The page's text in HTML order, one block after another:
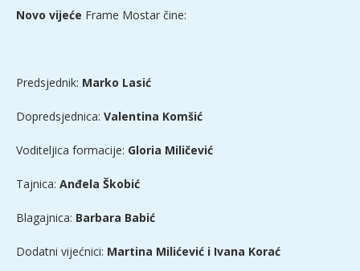
Novo vijeće Frame Mostar čine:
Predsjednik: Marko Lasić
Dopredsjednica: Valentina Komšić
Voditeljica formacije: Gloria Miličević
Tajnica: Anđela Škobić
Blagajnica: Barbara Babić
Dodatni vijećnici: Martina Milićević i Ivana Korać